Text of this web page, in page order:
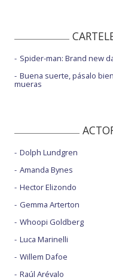
Spider-man: Brand new
Buena suerte, pásalo
mueras
Dolph Lundgren
Amanda Bynes
Hector Elizondo
Gemma Arterton
Whoopi Goldberg
Luca Marinelli
Willem Dafoe
Raúl Arévalo